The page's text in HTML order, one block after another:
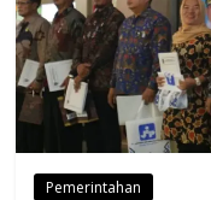
Pemerintahan